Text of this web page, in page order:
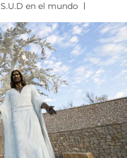
S.U.D en el mundo